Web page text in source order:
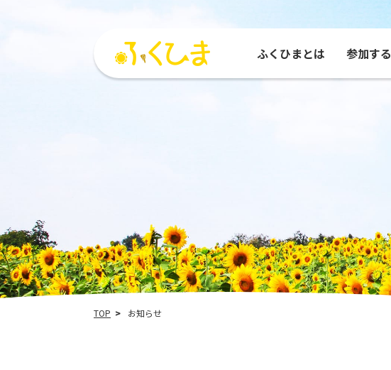
ふくひまとは 参加する
TOP お知らせ